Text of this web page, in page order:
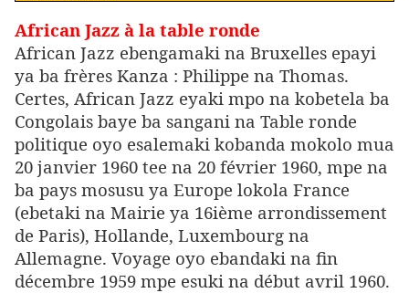
African Jazz à la table ronde
African Jazz ebengamaki na Bruxelles epayi
ya ba frères Kanza : Philippe na Thomas.
Certes, African Jazz eyaki mpo na kobetela ba
Congolais baye ba sangani na Table ronde
politique oyo esalemaki kobanda mokolo mua
20 janvier 1960 tee na 20 février 1960, mpe na
ba pays mosusu ya Europe lokola France
(ebetaki na Mairie ya 16ième arrondissement
de Paris), Hollande, Luxembourg na
Allemagne. Voyage oyo ebandaki na fin
décembre 1959 mpe esuki na début avril 1960.